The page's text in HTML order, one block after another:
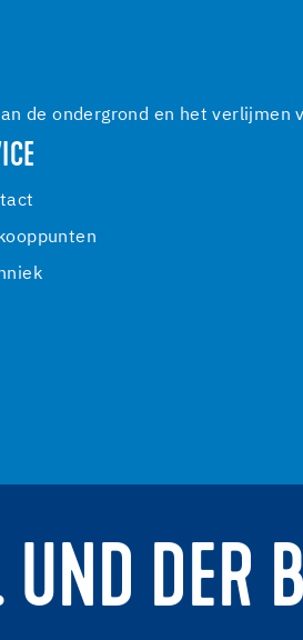
de ondergrond en het verlijmen
DER